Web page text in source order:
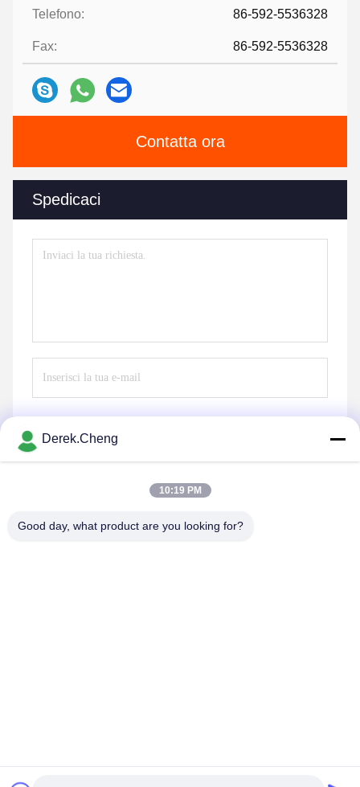
Telefono: 86-592-5536328
Fax: 86-592-5536328
Contatta ora
Spedicaci
Derek.Cheng
10:19 PM
Good day, what product are you looking for?